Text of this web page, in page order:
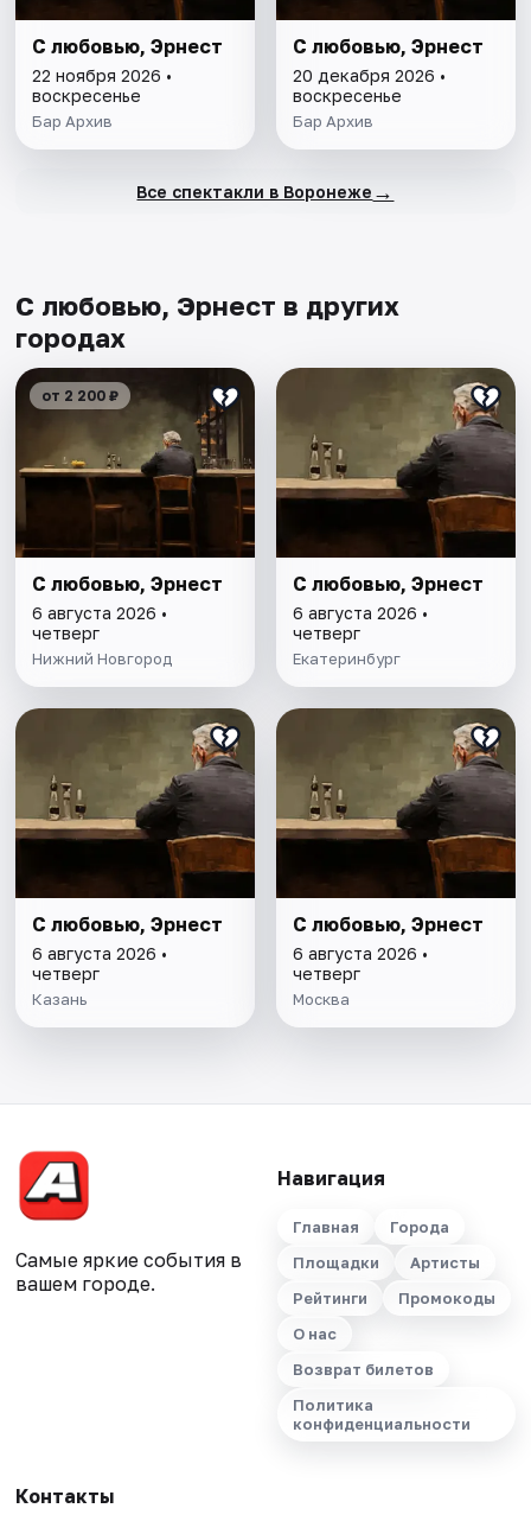
С любовью, Эрнест
22 ноября 2026 •
воскресенье
Бар Архив
С любовью, Эрнест
20 декабря 2026 •
воскресенье
Бар Архив
Все спектакли в Воронеже →
С любовью, Эрнест в других
городах
от 2 200 ₽
С любовью, Эрнест
6 августа 2026 •
четверг
Нижний Новгород
С любовью, Эрнест
6 августа 2026 •
четверг
Екатеринбург
С любовью, Эрнест
6 августа 2026 •
четверг
Казань
С любовью, Эрнест
6 августа 2026 •
четверг
Москва
Самые яркие события в
вашем городе.
Навигация
Главная
Города
Площадки
Артисты
Рейтинги
Промокоды
О нас
Возврат билетов
Политика
конфиденциальности
Контакты